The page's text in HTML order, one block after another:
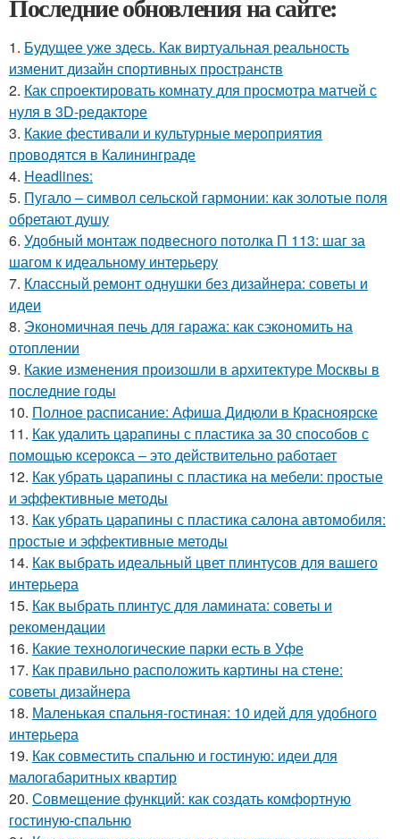
Последние обновления на сайте:
1. Будущее уже здесь. Как виртуальная реальность
изменит дизайн спортивных пространств
2. Как спроектировать комнату для просмотра матчей с
нуля в 3D-редакторе
3. Какие фестивали и культурные мероприятия
проводятся в Калининграде
4. Headlines:
5. Пугало – символ сельской гармонии: как золотые поля
обретают душу
6. Удобный монтаж подвесного потолка П 113: шаг за
шагом к идеальному интерьеру
7. Классный ремонт однушки без дизайнера: советы и
идеи
8. Экономичная печь для гаража: как сэкономить на
отоплении
9. Какие изменения произошли в архитектуре Москвы в
последние годы
10. Полное расписание: Афиша Дидюли в Красноярске
11. Как удалить царапины с пластика за 30 способов с
помощью ксерокса – это действительно работает
12. Как убрать царапины с пластика на мебели: простые
и эффективные методы
13. Как убрать царапины с пластика салона автомобиля:
простые и эффективные методы
14. Как выбрать идеальный цвет плинтусов для вашего
интерьера
15. Как выбрать плинтус для ламината: советы и
рекомендации
16. Какие технологические парки есть в Уфе
17. Как правильно расположить картины на стене:
советы дизайнера
18. Маленькая спальня-гостиная: 10 идей для удобного
интерьера
19. Как совместить спальню и гостиную: идеи для
малогабаритных квартир
20. Совмещение функций: как создать комфортную
гостиную-спальню